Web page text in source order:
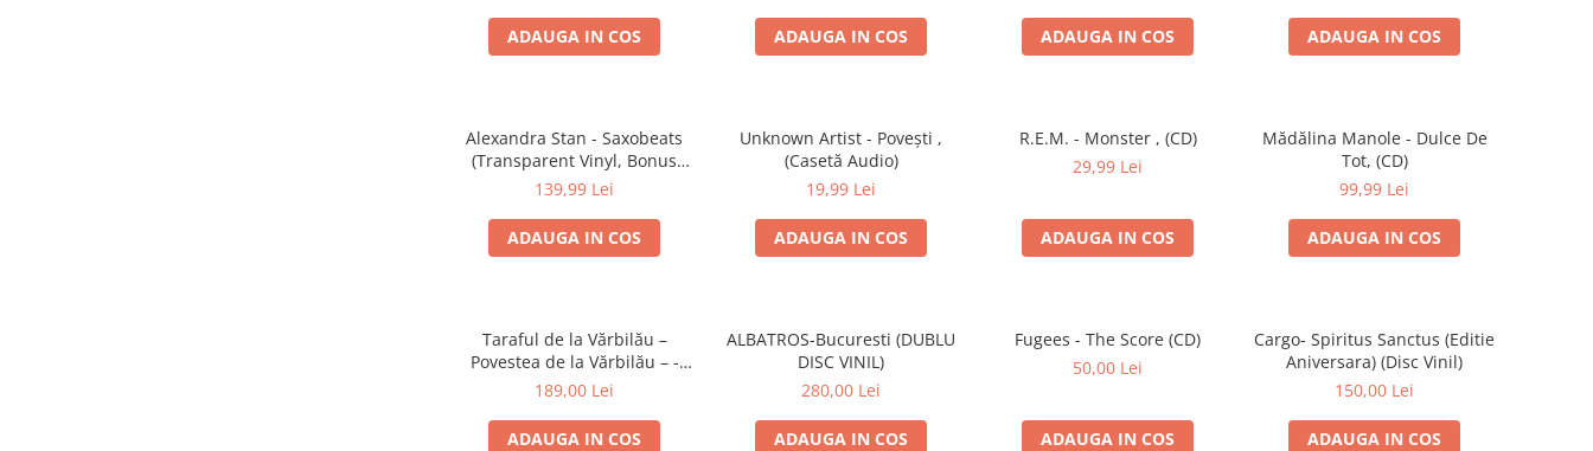
ADAUGA IN COS ADAUGA IN COS ADAUGA IN COS ADAUGA IN COS
Alexandra Stan - Saxobeats
(Transparent Vinyl, Bonus
Tracks) ) (Disc Vinil)
139,99 Lei
ADAUGA IN COS
Unknown Artist - Povești ,
(Casetă Audio)
19,99 Lei
ADAUGA IN COS
R.E.M. - Monster , (CD)
29,99 Lei
ADAUGA IN COS
Mădălina Manole - Dulce De
Tot, (CD)
99,99 Lei
ADAUGA IN COS
Taraful de la Vărbilău –
Povestea de la Vărbilău – -
Electrecord, (Disc Vinil)
189,00 Lei
ADAUGA IN COS
ALBATROS-Bucuresti (DUBLU
DISC VINIL)
280,00 Lei
ADAUGA IN COS
Fugees - The Score (CD)
50,00 Lei
ADAUGA IN COS
Cargo- Spiritus Sanctus (Editie
Aniversara) (Disc Vinil)
150,00 Lei
ADAUGA IN COS